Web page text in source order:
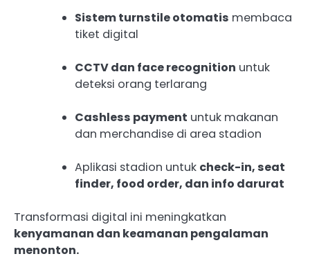
Sistem turnstile otomatis membaca
tiket digital
CCTV dan face recognition untuk
deteksi orang terlarang
Cashless payment untuk makanan
dan merchandise di area stadion
Aplikasi stadion untuk check-in, seat
finder, food order, dan info darurat
Transformasi digital ini meningkatkan
kenyamanan dan keamanan pengalaman
menonton.